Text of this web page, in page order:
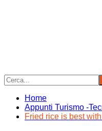
Home
Appunti Turismo -
Fried rice is best